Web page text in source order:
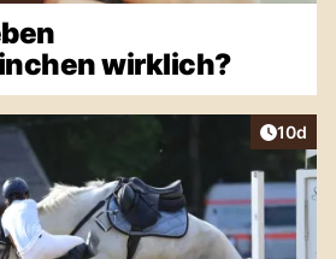
wirklich?
Artikel
10d